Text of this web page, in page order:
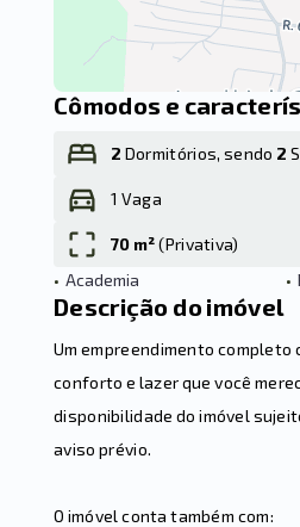
Cômodos e
2 Dormitórios, sendo 2
1 Vaga
70 m²(Privativa)
• Academia •
Descrição do imóvel
Um empreendimento completo
conforto e lazer que você
disponibilidade do imóvel
aviso prévio.
O imóvel conta também com: